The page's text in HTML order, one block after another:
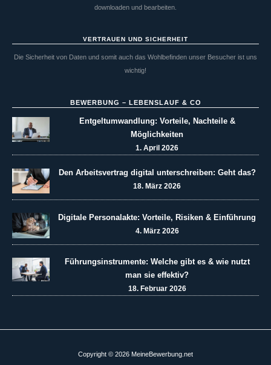
downloaden und bearbeiten.
VERTRAUEN UND SICHERHEIT
Die Sicherheit von Daten und somit auch das Wohlbefinden unser Besucher ist uns
wichtig!
BEWERBUNG – LEBENSLAUF & CO
Entgeltumwandlung: Vorteile, Nachteile &
Möglichkeiten
1. April 2026
Den Arbeitsvertrag digital unterschreiben: Geht das?
18. März 2026
Digitale Personalakte: Vorteile, Risiken & Einführung
4. März 2026
Führungsinstrumente: Welche gibt es & wie nutzt
man sie effektiv?
18. Februar 2026
Copyright © 2026 MeineBewerbung.net